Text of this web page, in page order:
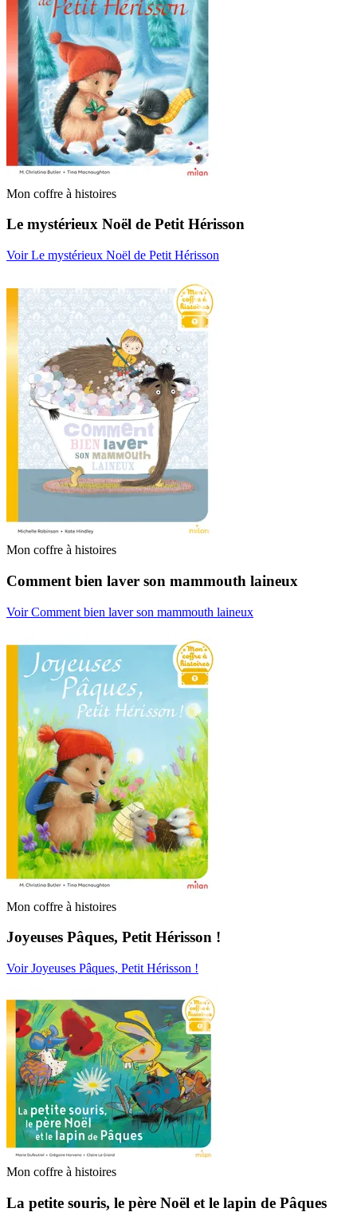
Mon coffre à histoires
Le mystérieux Noël de Petit Hérisson
Voir Le mystérieux Noël de Petit Hérisson
Mon coffre à histoires
Comment bien laver son mammouth laineux
Voir Comment bien laver son mammouth laineux
Mon coffre à histoires
Joyeuses Pâques, Petit Hérisson !
Voir Joyeuses Pâques, Petit Hérisson !
Mon coffre à histoires
La petite souris, le père Noël et le lapin de Pâques